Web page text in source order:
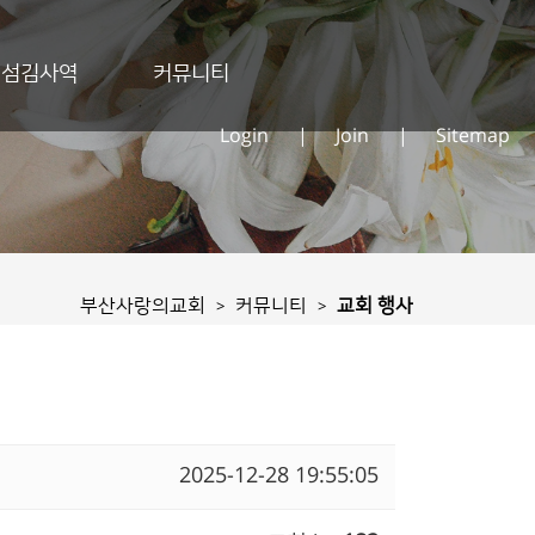
섬김사역 커뮤니티
Login | Join | Sitemap
부산사랑의교회 > 커뮤니티 > 교회 행사
2025-12-28 19:55:05